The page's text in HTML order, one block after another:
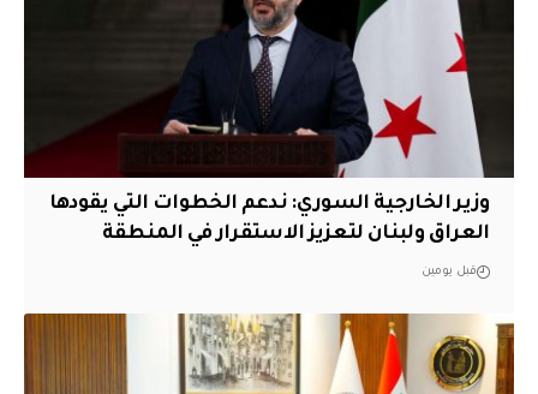
وزير الخارجية السوري: ندعم الخطوات التي يقودها
العراق ولبنان لتعزيز الاستقرار في المنطقة
قبل يومين